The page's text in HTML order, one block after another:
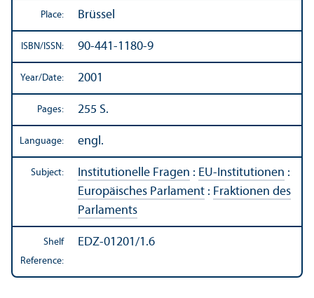
Place: Brüssel
ISBN/ISSN: 90-441-1180-9
Year/Date: 2001
Pages: 255 S.
Language: engl.
Subject: Institutionelle Fragen : EU-Institutionen :
Europäisches Parlament : Fraktionen des
Parlaments
Shelf
Reference:
EDZ-01201/1.6